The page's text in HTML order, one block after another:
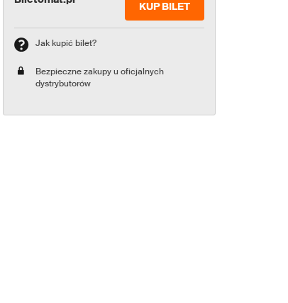
KUP BILET
Jak kupić bilet?
Bezpieczne zakupy u oficjalnych
dystrybutorów